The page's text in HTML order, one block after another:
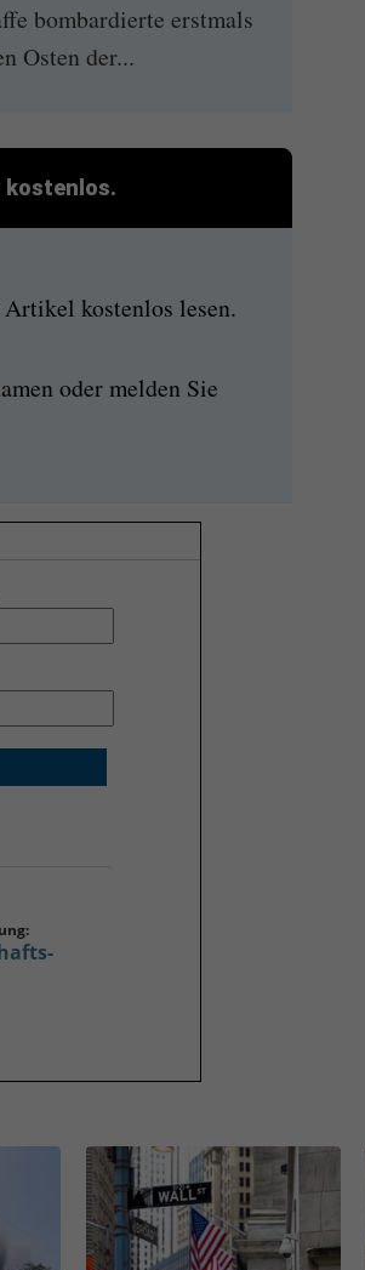
bombardierte erstmals
Osten der...
kostenlos lesen.
oder melden Sie